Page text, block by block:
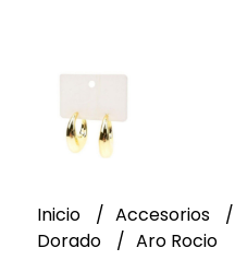
Inicio Accesorios
Dorado
Aro Rocio